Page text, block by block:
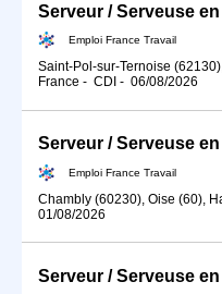
Serveur / Serveuse
Emploi France Travail
Saint-Pol-sur-Ternoise
France - CDI - 06/08/2026
Serveur / Serveuse
Emploi France Travail
Chambly (60230), Oise (60),
01/08/2026
Serveur / Serveuse